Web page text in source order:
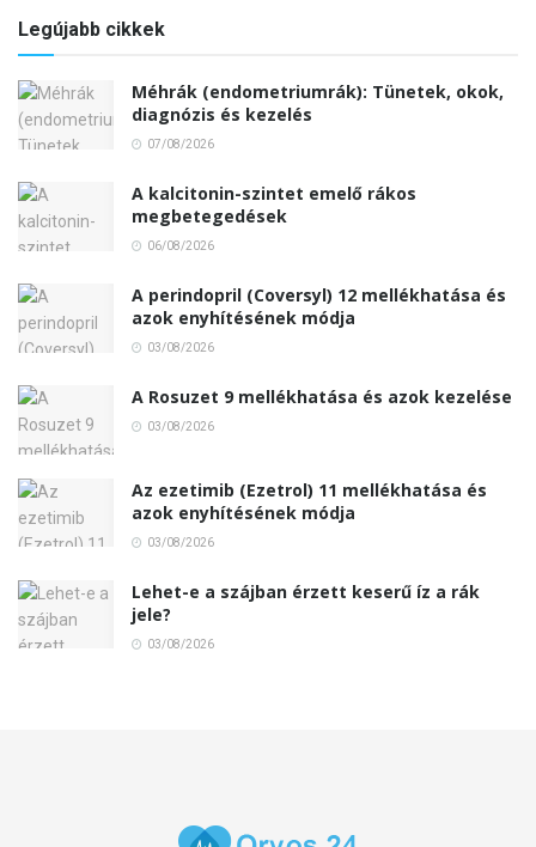
Legújabb cikkek
Méhrák (endometriumrák): Tünetek, okok,
diagnózis és kezelés
07/08/2026
A kalcitonin-szintet emelő rákos
megbetegedések
06/08/2026
A perindopril (Coversyl) 12 mellékhatása és
azok enyhítésének módja
03/08/2026
A Rosuzet 9 mellékhatása és azok kezelése
03/08/2026
Az ezetimib (Ezetrol) 11 mellékhatása és
azok enyhítésének módja
03/08/2026
Lehet-e a szájban érzett keserű íz a rák
jele?
03/08/2026